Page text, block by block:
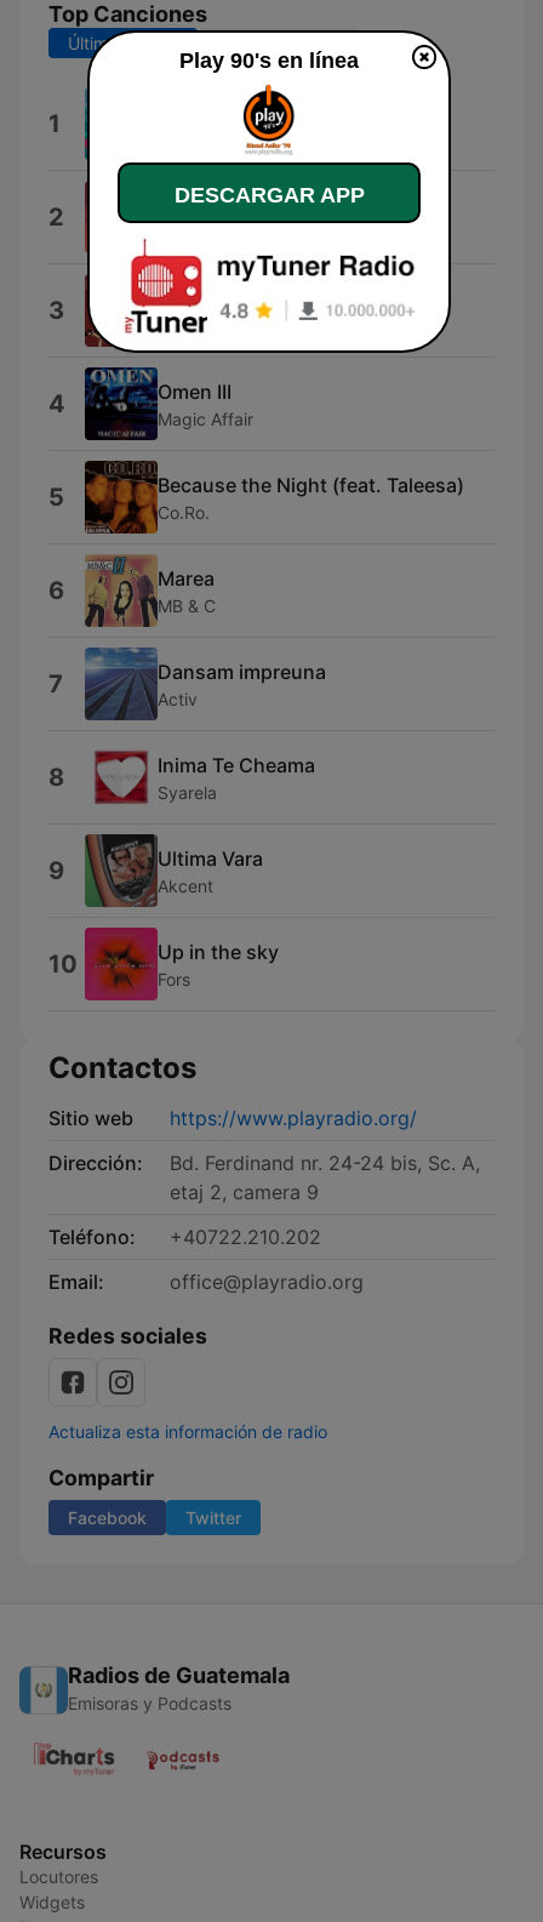
Top Canciones
Últimos 7 días
1 Me and You
2 Doar pe ea
3 Take Me to the Limit
Mr. President
4 Omen III
Magic Affair
5 Because the Night (feat. Taleesa)
Co.Ro.
6 Marea
MB & C
7 Dansam impreuna
Activ
8 Inima Te Cheama
Syarela
9 Ultima Vara
Akcent
10 Up in the sky
Fors
Contactos
Sitio web
https://www.playradio.org/
Dirección:
Bd. Ferdinand nr. 24-24 bis, Sc. A,
etaj 2, camera 9
Teléfono:
+40722.210.202
Email:
office@playradio.org
Redes sociales
Actualiza esta información de radio
Compartir
Facebook Twitter
Radios de Guatemala
Emisoras y Podcasts
Recursos
Locutores
Widgets
Play 90's en línea
DESCARGAR APP